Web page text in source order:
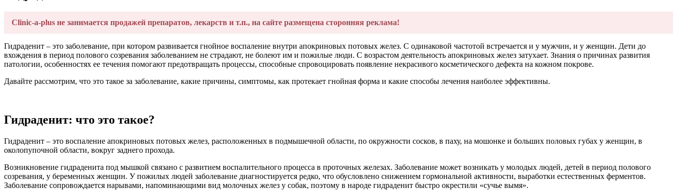
Clinic-a-plus не занимается продажей препаратов, лекарств и т.п., на сайте размещена сторонняя реклама!
Гидраденит – это заболевание, при котором развивается гнойное воспаление внутри апокриновых потовых желез. С одинаковой частотой встречается и у мужчин, и у женщин. Дети до
вхождения в период полового созревания заболеванием не страдают, не болеют им и пожилые люди. С возрастом деятельность апокриновых желез затухает. Знания о причинах развития
патологии, особенностях ее течения помогают предотвращать процессы, способные спровоцировать появление некрасивого косметического дефекта на кожном покрове.
Давайте рассмотрим, что это такое за заболевание, какие причины, симптомы, как протекает гнойная форма и какие способы лечения наиболее эффективны.
Гидраденит: что это такое?
Гидраденит – это воспаление апокриновых потовых желез, расположенных в подмышечной области, по окружности сосков, в паху, на мошонке и больших половых губах у женщин, в
околопупочной области, вокруг заднего прохода.
Возникновение гидраденита под мышкой связано с развитием воспалительного процесса в проточных железах. Заболевание может возникать у молодых людей, детей в период полового
созревания, у беременных женщин. У пожилых людей заболевание диагностируется редко, что обусловлено снижением гормональной активности, выработки естественных ферментов.
Заболевание сопровождается нарывами, напоминающими вид молочных желез у собак, поэтому в народе гидраденит быстро окрестили «сучье вымя».